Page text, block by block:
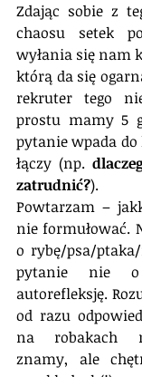
Zdając sobie z
chaosu setek
wyłania się nam
którą da się
rekruter tego
prostu mamy 5
pytanie wpada
łączy (np.
zatrudnić?).
Powtarzam –
nie formułować.
o rybę/psa/
pytanie nie
autorefleksję.
od razu
na robakach
znamy, ale